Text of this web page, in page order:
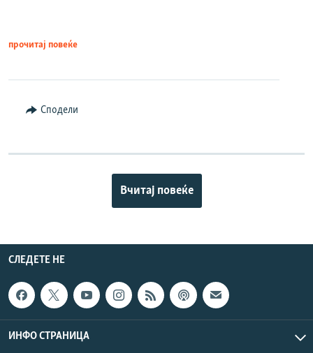
прочитај повеќе
Сподели
Вчитај повеќе
СЛЕДЕТЕ НЕ
ИНФО СТРАНИЦА